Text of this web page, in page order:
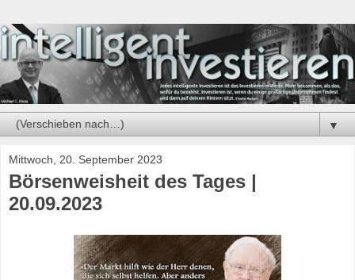
▼
Mittwoch, 20. September 2023
Börsenweisheit des Tages |
20.09.2023